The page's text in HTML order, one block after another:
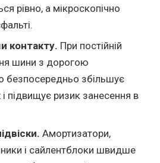
рівно, а мікроскопічно
контакту. При постійній
шини з дорогою
безпосередньо збільшує
підвищує ризик занесення в
Амортизатори,
і сайлентблоки швидше